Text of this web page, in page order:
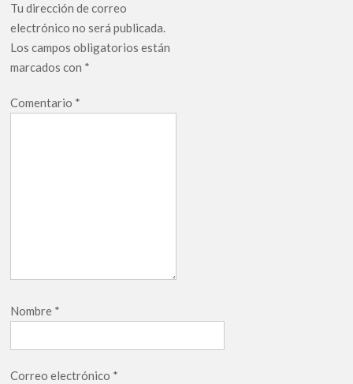
Tu dirección de correo
electrónico no será publicada.
Los campos obligatorios están
marcados con *
Comentario *
Nombre *
Correo electrónico *